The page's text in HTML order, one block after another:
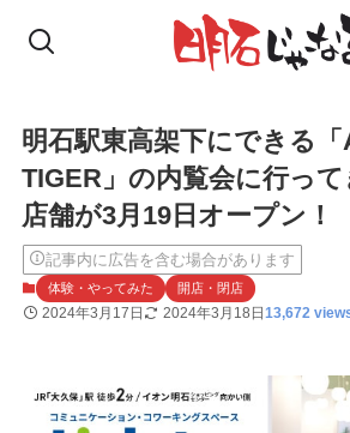
明石駅東高架下にできる
TIGER」の内覧会に行っ
店舗が3月19日オープン！
記事内に広告を含む場合があります
体験・やってみた 開店・閉店
2024年3月17日 2024年3月18日13,672